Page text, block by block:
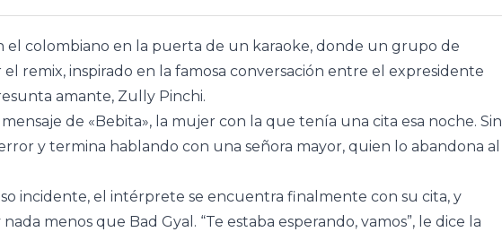
el colombiano en la puerta de un karaoke, donde un grupo de
remix, inspirado en la famosa conversación entre el expresidente
amante, Zully Pinchi.
de «Bebita», la mujer con la que tenía una cita esa noche. Sin
y termina hablando con una señora mayor, quien lo abandona al
incidente, el intérprete se encuentra finalmente con su cita, y
menos que Bad Gyal. “Te estaba esperando, vamos”, le dice la